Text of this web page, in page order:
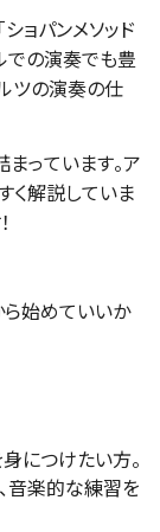
ョパンメソッド
での演奏でも豊
ツの演奏の仕
っています。ア
く解説していま
ら始めていいか
につけたい方。
音楽的な練習を